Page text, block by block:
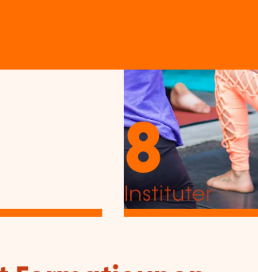
8
Instituter